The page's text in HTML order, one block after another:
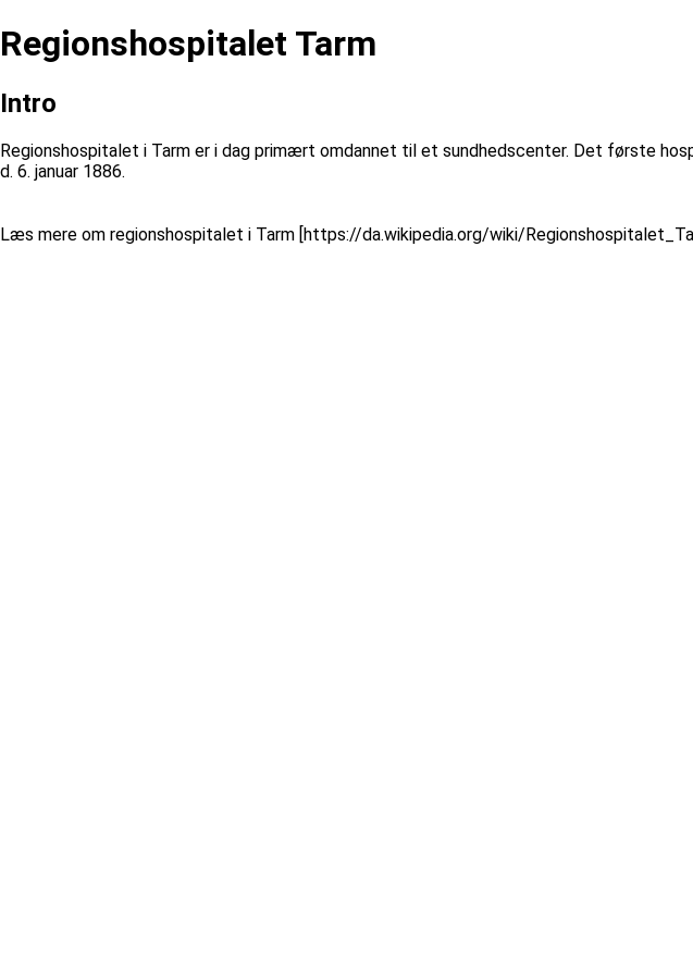
Regionshospitalet Tarm
Intro
Regionshospitalet i Tarm er i dag primært omdannet til et sundhedscenter. Det første
d. 6. januar 1886.
Læs mere om regionshospitalet i Tarm [https://da.wikipedia.org/wiki/